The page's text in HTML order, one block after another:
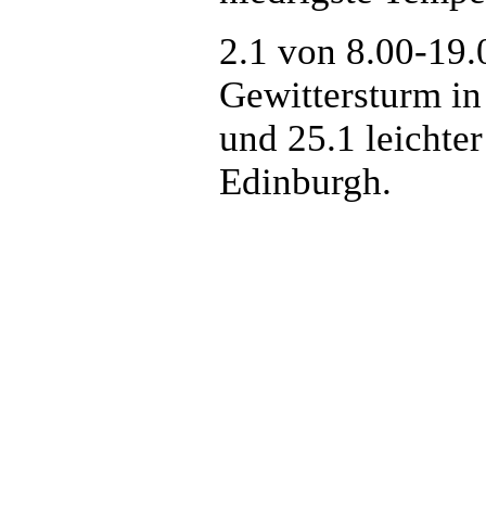
2.1 von 8.00-
Gewittersturm
und 25.1
Edinburgh.